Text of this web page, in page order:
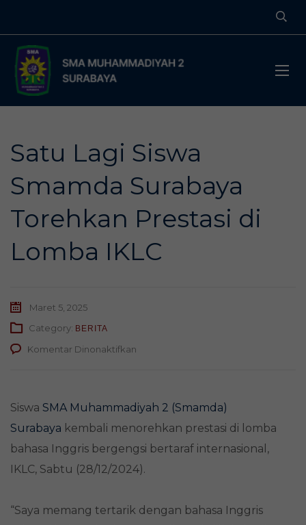
Satu Lagi Siswa
Smamda Surabaya
Torehkan Prestasi di
Lomba IKLC
Maret 5, 2025
Category: BERITA
Komentar Dinonaktifkan
Smamda
Surabaya
Torehkan
Prestasi
di
Lomba
Siswa SMA Muhammadiyah 2 (Smamda)
Surabaya kembali menorehkan prestasi di lomba
bahasa Inggris bergengsi bertaraf internasional,
IKLC, Sabtu (28/12/2024).
“Saya memang tertarik dengan bahasa Inggris